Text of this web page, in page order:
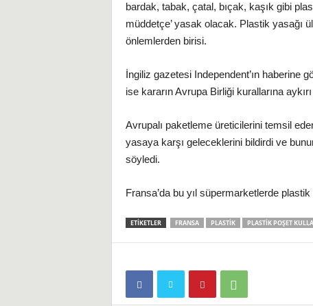
s
bardak, tabak, çatal, bıçak, kaşık gibi
müddetçe’yasak olacak. Plastik yasağı
önlemlerden birisi.
İngiliz gazetesi Independent’ın haberine
ise kararınAvrupa Birliğikurallarına
Avrupalı paketleme üreticilerini temsil
yasaya karşı geleceklerini bildirdi ve
söyledi.
Fransa’da bu yıl süpermarketlerde
ETIKETLER FRANSA PLASTIK PLASTIK POŞET